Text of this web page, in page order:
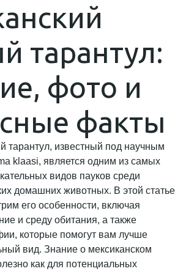
тарантул:
фото и
факты
тарантул, известный под научным
klaasi, является одним из самых
видов пауков среди
домашних животных. В этой статье
его особенности, включая
и среду обитания, а также
которые помогут вам лучше
вид. Знание о мексиканском
как для потенциальных